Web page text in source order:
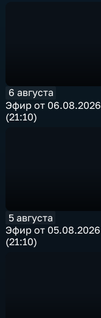
6 августа
Эфир от 06.08.2026
(21:10)
5 августа
Эфир от 05.08.2026
(21:10)